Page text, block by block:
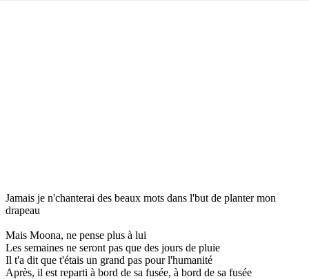
Jamais je n'chanterai des beaux mots dans l'but de planter mon
drapeau
Mais Moona, ne pense plus à lui
Les semaines ne seront pas que des jours de pluie
Il t'a dit que t'étais un grand pas pour l'humanité
Après, il est reparti à bord de sa fusée, à bord de sa fusée